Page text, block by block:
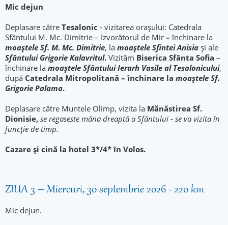
Mic dejun
Deplasare către Tesalonic - vizitarea orașului: Catedrala
Sfântului M. Mc. Dimitrie – Izvorâtorul de Mir –închinare la
moaștele Sf. M. Mc. Dimitrie, la moaștele Sfintei Anisia și ale
Sfântului Grigorie Kalavritul. Vizităm Biserica Sfânta Sofia –
închinare la moaștele Sfântului Ierarh Vasile al Tesalonicului,
după Catedrala Mitropolitană – închinare la moaștele Sf.
Grigorie Palama.
Deplasare către Muntele Olimp, vizita la Mănăstirea Sf.
Dionisie, se regaseste mâna dreaptă a Sfântului - se va vizita în
funcție de timp.
Cazare și cină la hotel 3*/4* în Volos.
ZIUA 3 – Miercuri, 30 septembrie 2026 - 220 km
Mic dejun.